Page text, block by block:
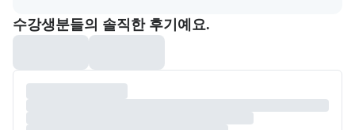
포폴&후기
수강생분들의 솔직한 후기예요.